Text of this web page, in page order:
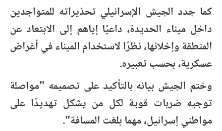
كما جدد الجيش الإسرائيلي تحذيراته للمتواجدين
داخل ميناء الحديدة، داعيًا إياهم إلى الابتعاد عن
المنطقة وإخلائها، نظرًا لاستخدام الميناء في أغراض
عسكرية، بحسب تعبيره.
وختم الجيش بيانه بالتأكيد على تصميمه "مواصلة
توجيه ضربات قوية لكل من يشكل تهديدًا على
مواطني إسرائيل، مهما بلغت المسافة".